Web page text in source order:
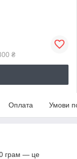
₴
Оплата Умови
грам — це